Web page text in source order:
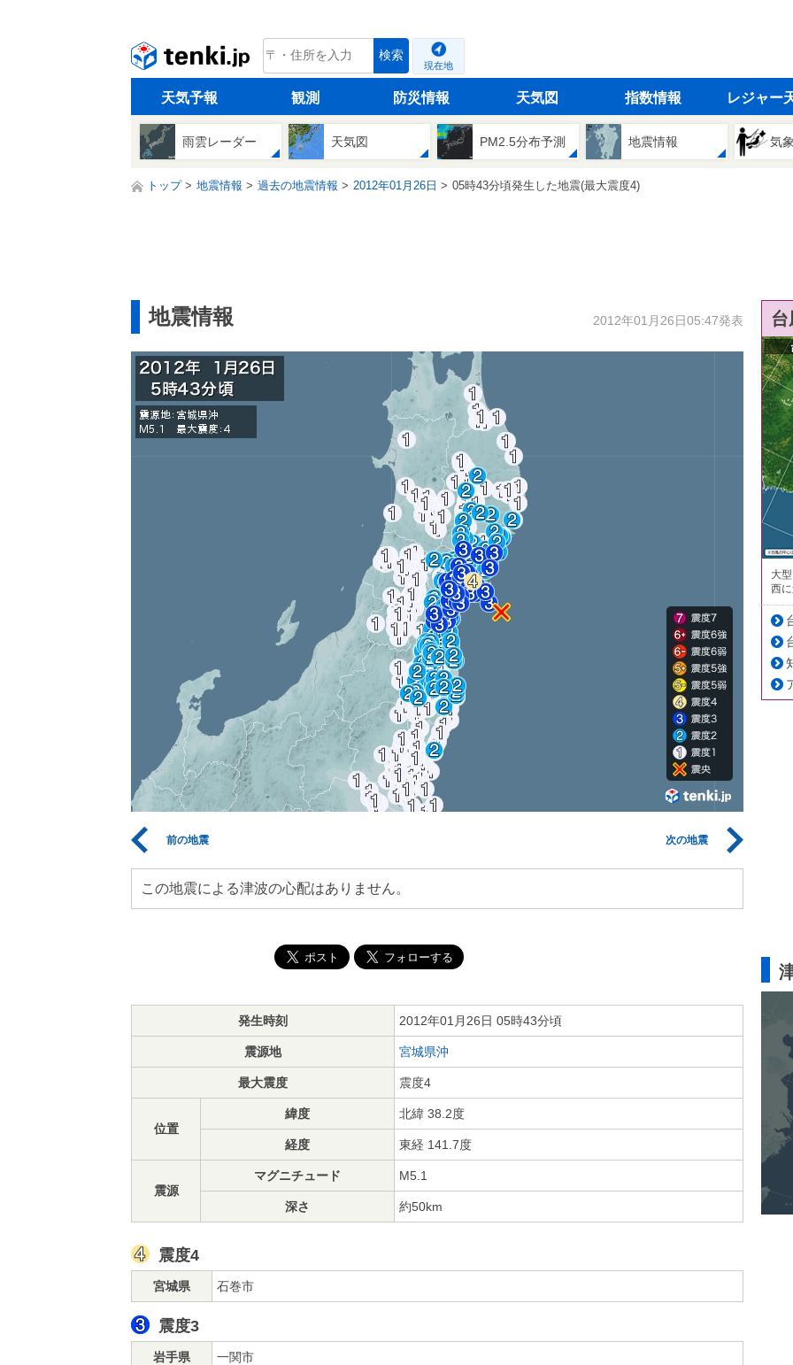
tenki.jp 検索
現在地
天気予報 観測 防災情報 天気図 指数情報 レジャー
雨雲レーダー 天気図 PM2.5分布予測 地震情報 気
トップ 地震情報 過去の地震情報 2012年01月26日 05時43分頃発生した地震(最大震度4)
地震情報 2012年01月26日05:47発表
前の地震 次の地震
この地震による津波の心配はありません。
発生時刻 2012年01月26日 05時43分頃
震源地 宮城県沖
最大震度 震度4
位置
緯度 北緯 38.2度
経度 東経 141.7度
震源
マグニチュード M5.1
深さ 約50km
震度4
宮城県 石巻市
震度3
岩手県 一関市
大
西